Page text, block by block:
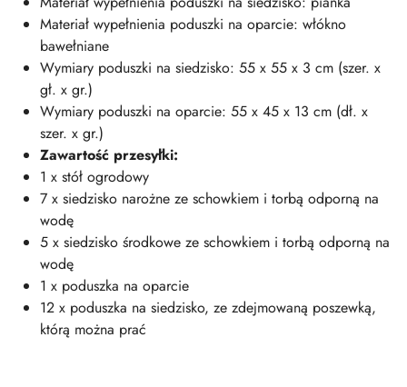
Materiał wypełnienia poduszki na oparcie: włókno
bawełniane
Wymiary poduszki na siedzisko: 55 x 55 x 3 cm (szer. x
gł. x gr.)
Wymiary poduszki na oparcie: 55 x 45 x 13 cm (dł. x
szer. x gr.)
Zawartość przesyłki:
1 x stół ogrodowy
7 x siedzisko narożne ze schowkiem i torbą odporną na
wodę
5 x siedzisko środkowe ze schowkiem i torbą odporną na
wodę
1 x poduszka na oparcie
12 x poduszka na siedzisko, ze zdejmowaną poszewką,
którą można prać